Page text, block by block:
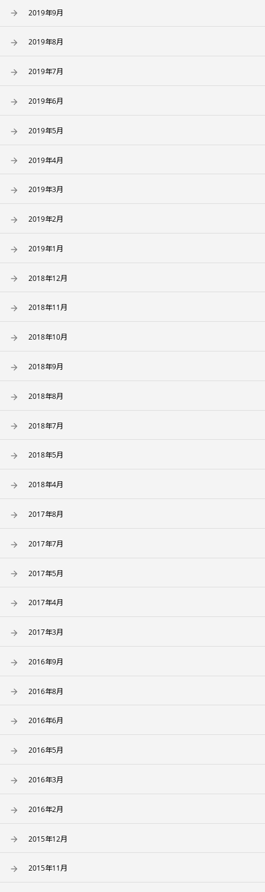
2019年9月
2019年8月
2019年7月
2019年6月
2019年5月
2019年4月
2019年3月
2019年2月
2019年1月
2018年12月
2018年11月
2018年10月
2018年9月
2018年8月
2018年7月
2018年5月
2018年4月
2017年8月
2017年7月
2017年5月
2017年4月
2017年3月
2016年9月
2016年8月
2016年6月
2016年5月
2016年3月
2016年2月
2015年12月
2015年11月